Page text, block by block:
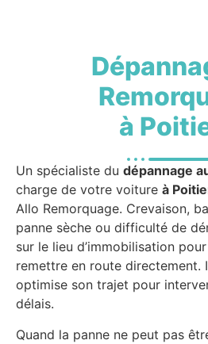
à
Un spécialiste du dépannage
charge de votre voiture à
Allo Remorquage. Crevaison,
panne sèche ou difficulté de
sur le lieu d’immobilisation
remettre en route directement.
optimise son trajet pour
délais.
Quand la panne ne peut pas